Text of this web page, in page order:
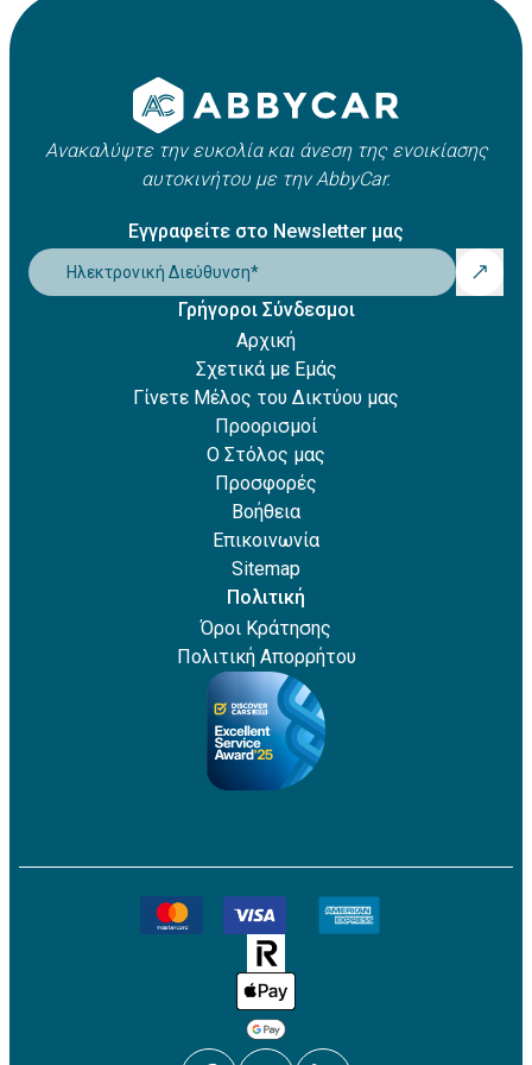
Apple Pay
νέους οδηγούς.
Ανακαλύψτε την ευκολία και άνεση της ενοικίασης
αυτοκινήτου με την AbbyCar.
Εγγραφείτε στο Newsletter μας
Ηλεκτρονική Διεύθυνση*
Γρήγοροι Σύνδεσμοι
Αρχική
Σχετικά με Εμάς
Γίνετε Μέλος του Δικτύου μας
Προορισμοί
Ο Στόλος μας
Προσφορές
Βοήθεια
Επικοινωνία
Sitemap
Πολιτική
Όροι Κράτησης
Πολιτική Απορρήτου